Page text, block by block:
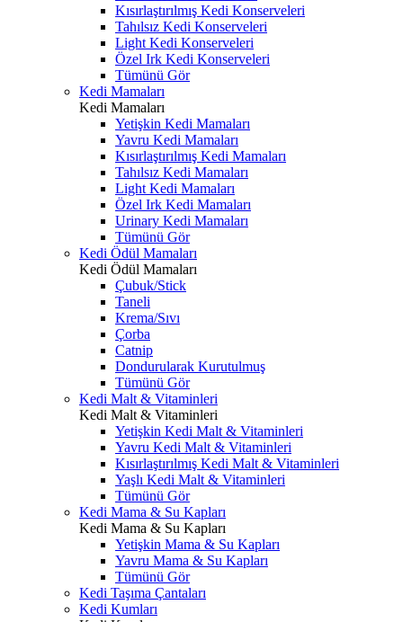
Kısırlaştırılmış Kedi Konserveleri
Tahılsız Kedi Konserveleri
Light Kedi Konserveleri
Özel Irk Kedi Konserveleri
Tümünü Gör
Kedi Mamaları
Kedi Mamaları
Yetişkin Kedi Mamaları
Yavru Kedi Mamaları
Kısırlaştırılmış Kedi Mamaları
Tahılsız Kedi Mamaları
Light Kedi Mamaları
Özel Irk Kedi Mamaları
Urinary Kedi Mamaları
Tümünü Gör
Kedi Ödül Mamaları
Kedi Ödül Mamaları
Çubuk/Stick
Taneli
Krema/Sıvı
Çorba
Catnip
Dondurularak Kurutulmuş
Tümünü Gör
Kedi Malt & Vitaminleri
Kedi Malt & Vitaminleri
Yetişkin Kedi Malt & Vitaminleri
Yavru Kedi Malt & Vitaminleri
Kısırlaştırılmış Kedi Malt & Vitaminleri
Yaşlı Kedi Malt & Vitaminleri
Tümünü Gör
Kedi Mama & Su Kapları
Kedi Mama & Su Kapları
Yetişkin Mama & Su Kapları
Yavru Mama & Su Kapları
Tümünü Gör
Kedi Taşıma Çantaları
Kedi Kumları